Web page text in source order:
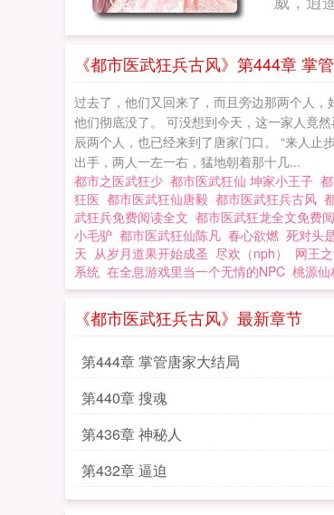
《都市医武狂兵古风》第444章 掌
过去了，他们又回来了，而且旁边那两个人
他们彻底没了。 可没想到今天，这一家人竟
辰两个人，也已经来到了唐家门口。 “来人止
出手，两人一左一右，猛地朝着那十几...
都市之医武狂少 都市医武狂仙 坤家小王子
狂医 都市医武狂仙唐毅 都市医武狂兵古风
武狂兵免费阅读全文 都市医武狂龙全文免费
小毛驴 都市医武狂仙陈凡 春心欲燃 死对头
天 从岁月道果开始成圣 尽欢（nph） 网王
系统 在全息游戏里当一个无情的NPC 桃源仙
《都市医武狂兵古风》最新章节
第444章 掌管唐家大结局
第440章 搜魂
第436章 神秘人
第432章 逼迫